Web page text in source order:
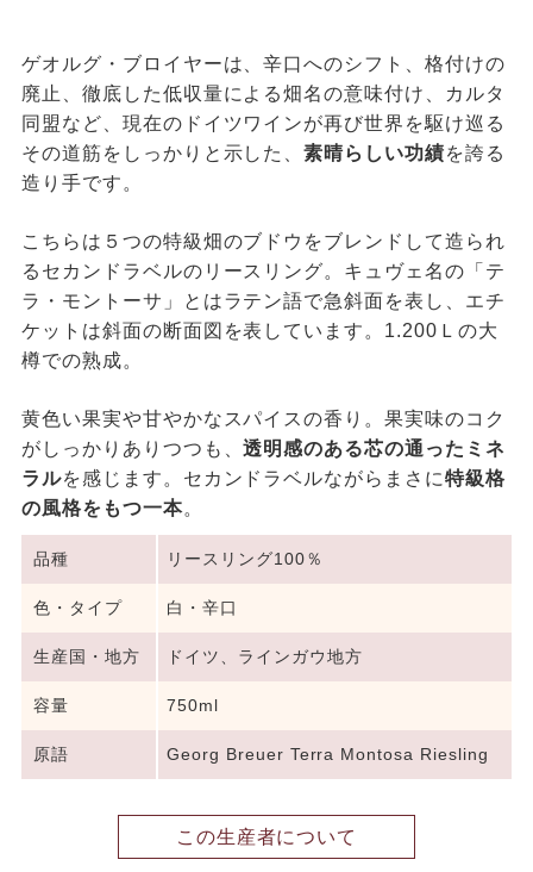
ゲオルグ・ブロイヤーは、辛口へのシフト、格付けの
廃止、徹底した低収量による畑名の意味付け、カルタ
同盟など、現在のドイツワインが再び世界を駆け巡る
その道筋をしっかりと示した、素晴らしい功績を誇る
造り手です。
こちらは５つの特級畑のブドウをブレンドして造られ
るセカンドラベルのリースリング。キュヴェ名の「テ
ラ・モントーサ」とはラテン語で急斜面を表し、エチ
ケットは斜面の断面図を表しています。1.200Ｌの大
樽での熟成。
黄色い果実や甘やかなスパイスの香り。果実味のコク
がしっかりありつつも、透明感のある芯の通ったミネ
ラルを感じます。セカンドラベルながらまさに特級格
の風格をもつ一本。
品種 リースリング100％
色・タイプ 白・辛口
生産国・地方 ドイツ、ラインガウ地方
容量 750ml
原語 Georg Breuer Terra Montosa Riesling
この生産者について